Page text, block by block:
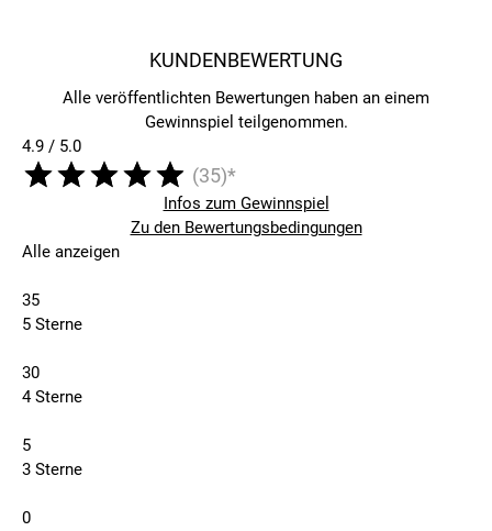
KUNDENBEWERTUNG
Alle veröffentlichten Bewertungen haben an einem
Gewinnspiel teilgenommen.
4.9 / 5.0
(35)*
Infos zum Gewinnspiel
Zu den Bewertungsbedingungen
Alle anzeigen
35
5 Sterne
30
4 Sterne
5
3 Sterne
0